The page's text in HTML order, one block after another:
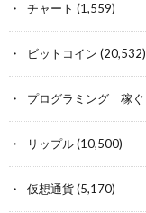
チャート (1,559)
ビットコイン (20,532)
プログラミング 稼ぐ
リップル(10,500)
仮想通貨(5,170)